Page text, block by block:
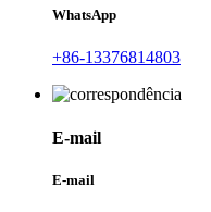
WhatsApp
+86-13376814803
E-mail
E-mail